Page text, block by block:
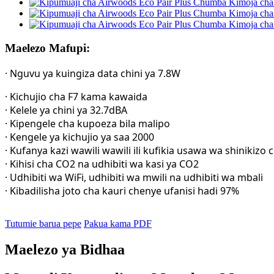
Maelezo Mafupi:
· Nguvu ya kuingiza data chini ya 7.8W
· Kichujio cha F7 kama kawaida
· Kelele ya chini ya 32.7dBA
· Kipengele cha kupoeza bila malipo
· Kengele ya kichujio ya saa 2000
· Kufanya kazi wawili wawili ili kufikia usawa wa shinikizo
· Kihisi cha CO2 na udhibiti wa kasi ya CO2
· Udhibiti wa WiFi, udhibiti wa mwili na udhibiti wa mbali
· Kibadilisha joto cha kauri chenye ufanisi hadi 97%
Tutumie barua pepe Pakua kama PDF
Maelezo ya Bidhaa